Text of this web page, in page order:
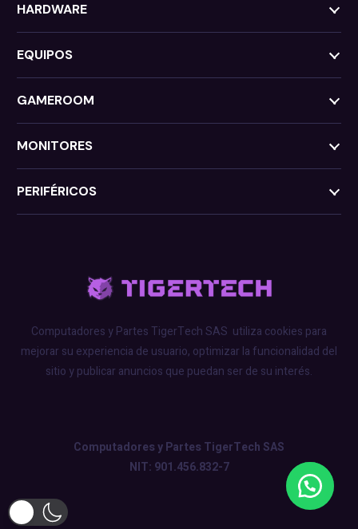
HARDWARE
EQUIPOS
GAMEROOM
MONITORES
PERIFÉRICOS
Computadores y Partes TigerTech SAS utiliza cookies para
mejorar su experiencia de usuario, optimizar la funcionalidad del
sitio y publicar anuncios que puedan ser de su interés.
Computadores y Partes TigerTech SAS
NIT: 901.456.832-7